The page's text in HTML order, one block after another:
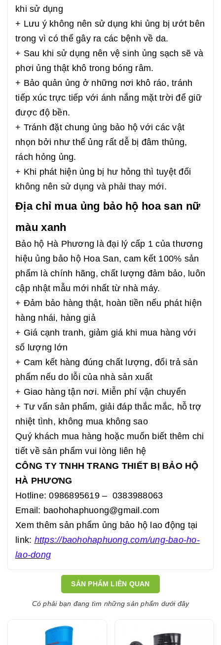
khi sử dụng
+ Lưu ý không nên sử dụng khi ủng bị ướt bên
trong vì có thể gây ra các bệnh về da.
+ Sau khi sử dụng nên vệ sinh ủng sạch sẽ và
phơi ủng thật khô trong bóng râm.
+ Bảo quản ủng ở những nơi khô ráo, tránh
tiếp xúc trực tiếp với ánh nắng mặt trời để giữ
được độ bền.
+ Tránh đặt chung ủng bảo hộ với các vật
nhọn bởi như thế ủng rất dễ bị đâm thủng,
rách hỏng ủng.
+ Khi phát hiện ủng bị hư hỏng thì tuyệt đối
không nên sử dụng và phải thay mới.
Địa chỉ mua ủng bảo hộ hoa san nữ
màu xanh
Bảo hộ Hà Phương là đại lý cấp 1 của thương
hiệu ủng bảo hộ Hoa San, cam kết 100% sản
phẩm là chính hãng, chất lượng đảm bảo, luôn
cập nhật mẫu mới nhất từ nhà máy.
+ Đảm bảo hàng thật, hoàn tiền nếu phát hiện
hàng nhái, hàng giả
+ Giá cạnh tranh, giảm giá khi mua hàng với
số lượng lớn
+ Cam kết hàng đúng chất lượng, đổi trả sản
phẩm nếu do lỗi của nhà sản xuất
+ Giao hàng tận nơi. Miễn phí vận chuyển
+ Tư vấn sản phẩm, giải đáp thắc mắc, hỗ trợ
nhiệt tình, không mua không sao
Quý khách mua hàng hoặc muốn biết thêm chi
tiết về sản phẩm vui lòng liên hệ
CÔNG TY TNHH TRANG THIẾT BỊ BẢO HỘ
HÀ PHƯƠNG
Hotline: 0986895619 – 0383988063
Email: baohohaphuong@gmail.com
Xem thêm sản phẩm ủng bảo hộ lao động tại
link: https://baohohaphuong.com/ung-bao-ho-
lao-dong
SẢN PHẨM LIÊN QUAN
Có phải bạn đang tìm những sản phẩm dưới đây